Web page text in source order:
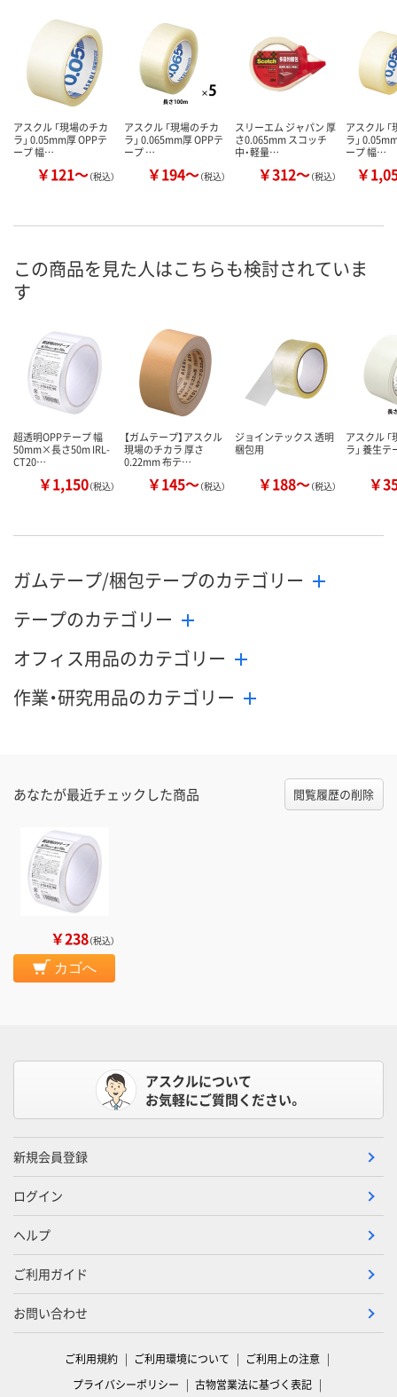
アスクル 「現場のチカ
ラ」 0.05mm厚 OPPテ
ープ 幅…
￥121～（税込）
アスクル 「現場のチカ
ラ」 0.065mm厚 OPPテ
ープ …
￥194～（税込）
スリーエム ジャパン 厚
さ0.065mm スコッチ
中・軽量…
￥312～（税込）
アスクル
ラ」
ープ 幅…
￥
この商品を見た人はこちらも検討されていま
す
超透明OPPテープ 幅
50mm×長さ50m IRL-
CT20…
￥1,150（税込）
【ガムテープ】アスクル
現場のチカラ 厚さ
0.22mm 布テ…
￥145～（税込）
ジョインテックス 透明
梱包用
￥188～（税込）
アスクル
ラ」 養生テ
￥
ガムテープ/梱包テープのカテゴリー
テープのカテゴリー
オフィス用品のカテゴリー
作業・研究用品のカテゴリー
あなたが最近チェックした商品 閲覧履歴の削除
￥238（税込）
カゴへ
アスクルについて
お気軽にご質問ください。
新規会員登録
ログイン
ヘルプ
ご利用ガイド
お問い合わせ
ご利用規約 ご利用環境について
ご利用上の注意
プライバシーポリシー
古物営業法に基づく表記